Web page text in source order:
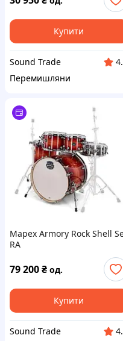
Купити
Sound Trade
Перемишляни
Mapex Armory Rock Shell
RA
79 200₴ од.
Купити
Sound Trade